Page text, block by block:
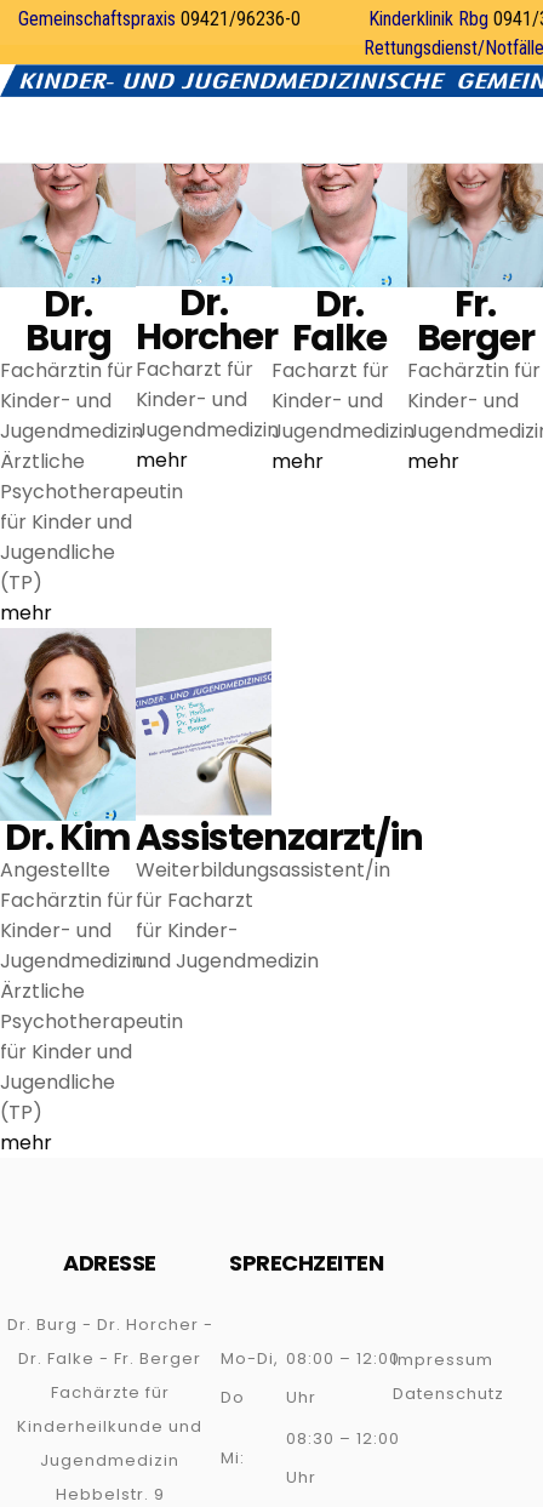
Gemeinschaftspraxis 09421/96236-0 Kinderklinik Rbg
Rettungsdienst/
unsere Ärzte
Dr.
Burg
Fachärztin für
Kinder- und
Jugendmedizin
Ärztliche
Psychotherapeutin
für Kinder und
Jugendliche
(TP)
mehr
Dr.
Horcher
Facharzt für
Kinder- und
Jugendmedizin
mehr
Dr.
Falke
Facharzt für
Kinder- und
Jugendmedizin
mehr
Fr.
Berger
Fachärztin für
Kinder- und
mehr
Dr. Kim
Angestellte
Fachärztin für
Kinder- und
Jugendmedizin
Ärztliche
Psychotherapeutin
für Kinder und
Jugendliche
(TP)
mehr
Assistenzarzt/in
Weiterbildungsassistent/in
für Facharzt
für Kinder-
und Jugendmedizin
ADRESSE
Dr. Burg - Dr. Horcher -
Dr. Falke - Fr. Berger
Fachärzte für
Kinderheilkunde und
Jugendmedizin
Hebbelstr. 9
SPRECHZEITEN
Mo-Di,
Do
08:00 – 12:00
Uhr
Mi:
08:30 – 12:00
Uhr
Impressum
Datenschutz